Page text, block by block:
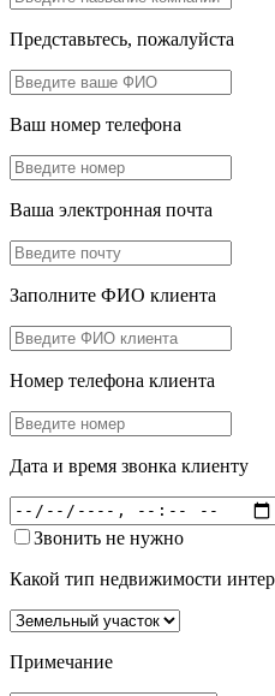
Представьтесь, пожалуйста
Ваш номер телефона
Ваша электронная почта
Заполните ФИО клиента
Номер телефона клиента
Дата и время звонка клиенту
Звонить не нужно
Какой тип недвижимости
Примечание